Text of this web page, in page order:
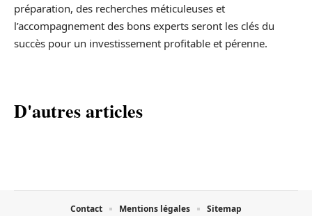
préparation, des recherches méticuleuses et
l’accompagnement des bons experts seront les clés du
succès pour un investissement profitable et pérenne.
D'autres articles
Contact Mentions légales Sitemap